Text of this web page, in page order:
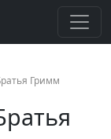
Гримм